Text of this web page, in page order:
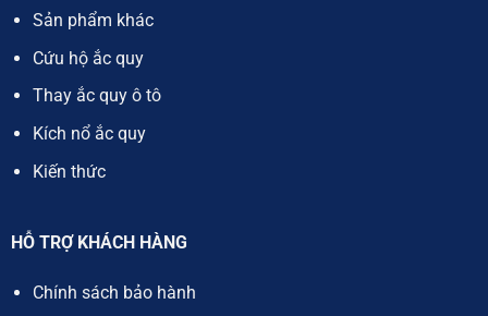
Sản phẩm khác
Cứu hộ ắc quy
Thay ắc quy ô tô
Kích nổ ắc quy
Kiến thức
HỖ TRỢ KHÁCH HÀNG
Chính sách bảo hành